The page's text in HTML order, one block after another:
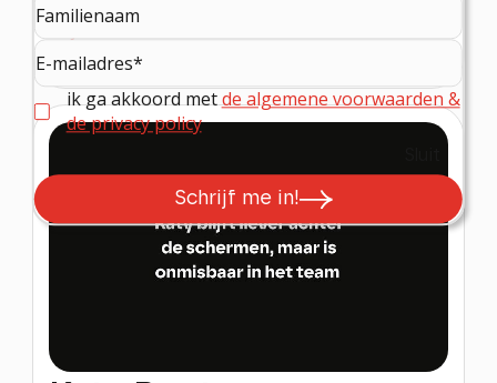
jonathan@n9.be
techniek
ik ga akkoord metde algemene voorwaarden &
de privacy policy
Schrijf me in!